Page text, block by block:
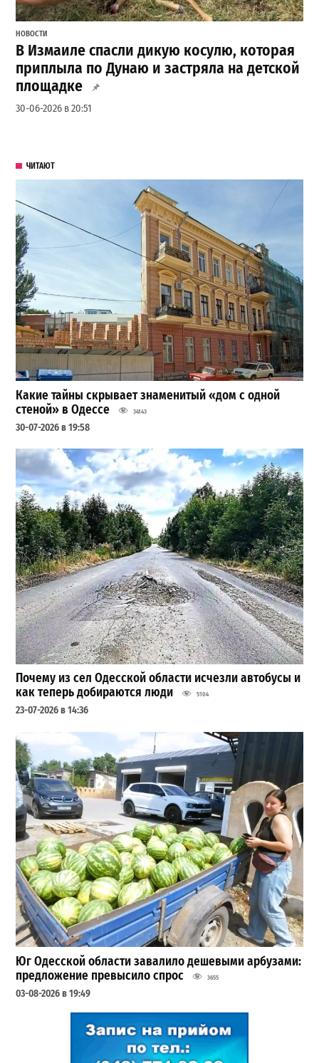
НОВОСТИ
В Измаиле спасли дикую косулю, которая
приплыла по Дунаю и застряла на детской
площадке
30-06-2026 в 20:51
ЧИТАЮТ
Какие тайны скрывает знаменитый «дом с одной
стеной» в Одессе
34143
30-07-2026 в 19:58
Почему из сел Одесской области исчезли автобусы и
как теперь добираются люди
5104
23-07-2026 в 14:36
Юг Одесской области завалило дешевыми арбузами:
предложение превысило спрос
3655
03-08-2026 в 19:49